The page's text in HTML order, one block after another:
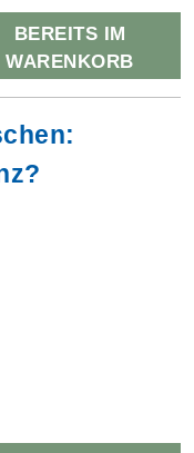
BEREITS IM
WARENKORB